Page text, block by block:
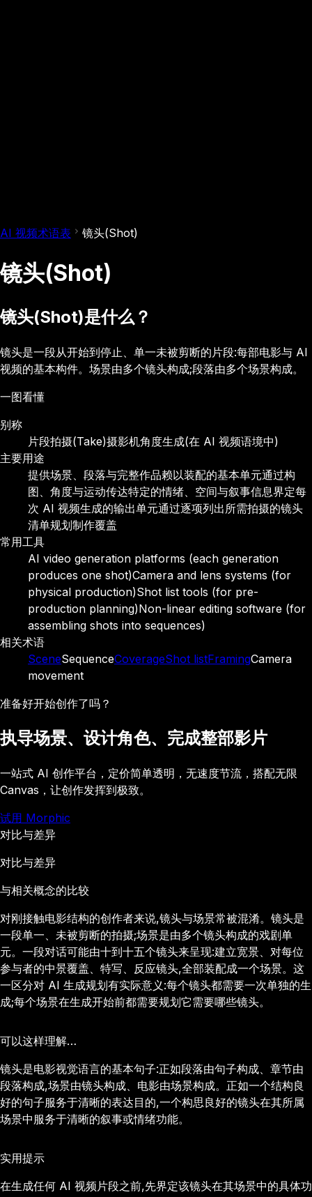
AI 视频术语表 镜头(Shot)
镜头(Shot)
镜头(Shot)是什么？
镜头是一段从开始到停止、单一未被剪断的片段:每部电影与 AI
视频的基本构件。场景由多个镜头构成;段落由多个场景构成。
一图看懂
别称
片段拍摄(Take)摄影机角度生成(在 AI 视频语境中)
主要用途
提供场景、段落与完整作品赖以装配的基本单元通过构
图、角度与运动传达特定的情绪、空间与叙事信息界定每
次 AI 视频生成的输出单元通过逐项列出所需拍摄的镜头
清单规划制作覆盖
常用工具
AI video generation platforms (each generation
produces one shot)Camera and lens systems (for
physical production)Shot list tools (for pre-
production planning)Non-linear editing software (for
assembling shots into sequences)
相关术语
SceneSequenceCoverageShot listFramingCamera
movement
准备好开始创作了吗？
执导场景、设计角色、完成整部影片
一站式 AI 创作平台，定价简单透明，无速度节流，搭配无限
Canvas，让创作发挥到极致。
试用 Morphic
对比与差异
对比与差异
与相关概念的比较
对刚接触电影结构的创作者来说,镜头与场景常被混淆。镜头是
一段单一、未被剪断的拍摄;场景是由多个镜头构成的戏剧单
元。一段对话可能由十到十五个镜头来呈现:建立宽景、对每位
参与者的中景覆盖、特写、反应镜头,全部装配成一个场景。这
一区分对 AI 生成规划有实际意义:每个镜头都需要一次单独的生
成;每个场景在生成开始前都需要规划它需要哪些镜头。
可以这样理解…
镜头是电影视觉语言的基本句子:正如段落由句子构成、章节由
段落构成,场景由镜头构成、电影由场景构成。正如一个结构良
好的句子服务于清晰的表达目的,一个构思良好的镜头在其所属
场景中服务于清晰的叙事或情绪功能。
实用提示
在生成任何 AI 视频片段之前,先界定该镜头在其场景中的具体功